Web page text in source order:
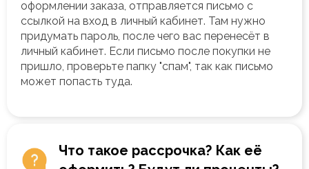
оформлении заказа, отправляется письмо с
ссылкой на вход в личный кабинет. Там нужно
придумать пароль, после чего вас перенесёт в
личный кабинет. Если письмо после покупки не
пришло, проверьте папку "спам", так как письмо
может попасть туда.
Что такое рассрочка? Как её